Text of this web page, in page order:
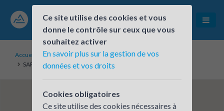
Accueil
Établissements inscrits
SARL LABORATOIRE ANALYSES AGRICOLES TEYSSIER
Ce site utilise des cookies et vous
donne le contrôle sur ceux que vous
souhaitez activer
En savoir plus sur la gestion de vos
données et vos droits
Cookies obligatoires
Ce site utilise des cookies nécessaires à